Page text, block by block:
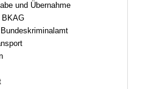
und Übernahme
BKAG